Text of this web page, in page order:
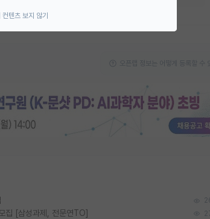
오픈랩 정보는 어떻게 등록할 수
[삼성과제, 전문연TO]
텐츠 보지 않기